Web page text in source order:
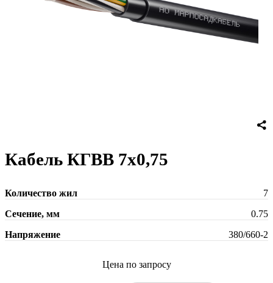
Кабель КГВВ 7х0,75
Количество жил
7
Сечение, мм
0.75
Напряжение
380/660-2
Цена по запросу